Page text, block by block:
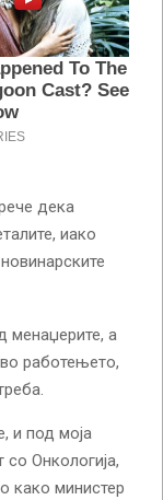
дека
иако
менаџерите, а
работењето,
и под моја
со Онкологија,
како министер